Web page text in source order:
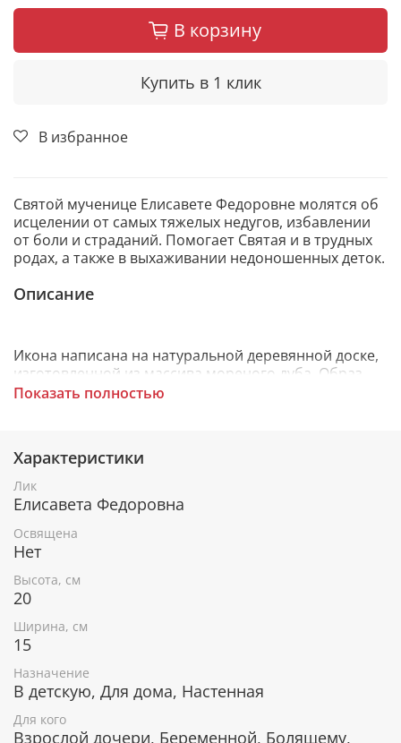
В корзину
Купить в 1 клик
В избранное
Святой мученице Елисавете Федоровне молятся об
исцелении от самых тяжелых недугов, избавлении
от боли и страданий. Помогает Святая и в трудных
родах, а также в выхаживании недоношенных деток.
Описание
Икона написана на натуральной деревянной доске,
изготовленной из массива мореного дуба. Образ
откопирован с авторского списка методом,
При окончательном оформлении образа
использовались специальные фронтажные грунты,
выравнивающие лаки и темперные краски. Венец и
поля иконы вручную украшены рельефным
орнаментом и натуральным жемчугом или
полудрагоценными камнями.
В чем помогает икона Елисавета
Преподобномученица
Исцеление от тяжелых недугов.
Исцеление от женских заболеваний, в том
Показать полностью
Характеристики
Лик
Елисавета Федоровна
Освящена
Нет
Высота, см
20
Ширина, см
15
Назначение
В детскую, Для дома, Настенная
Для кого
Взрослой дочери, Беременной, Болящему,